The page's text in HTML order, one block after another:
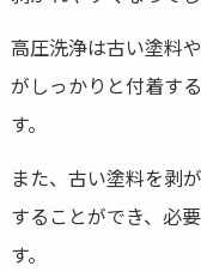
高圧洗浄は古い塗料
がしっかりと付着す
す。
また、古い塗料を剥
することができ、必
す。